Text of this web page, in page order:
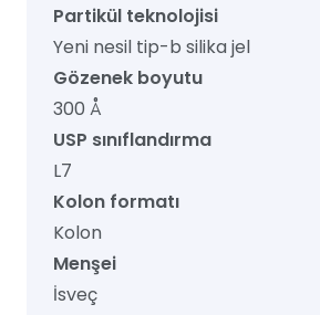
Partikül teknolojisi
Yeni nesil tip-b silika jel
Gözenek boyutu
300 Å
USP sınıflandırma
L7
Kolon formatı
Kolon
Menşei
İsveç